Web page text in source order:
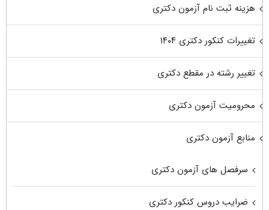
هزینه ثبت نام آزمون دکتری
تغییرات کنکور دکتری ۱۴۰۴
تغییر رشته در مقطع دکتری
محرومیت آزمون دکتری
منابع آزمون دکتری
سرفصل های آزمون دکتری
ضرایب دروس کنکور دکتری